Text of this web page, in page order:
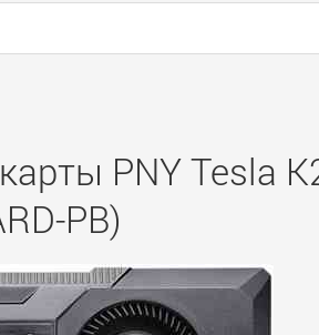
PNY Tesla
PB)